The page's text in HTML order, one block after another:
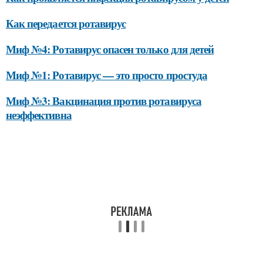
Как передается ротавирус
Миф №4: Ротавирус опасен только для детей
Миф №1: Ротавирус — это просто простуда
Миф №3: Вакцинация против ротавируса
неэффективна